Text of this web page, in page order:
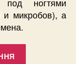
и микробов), а